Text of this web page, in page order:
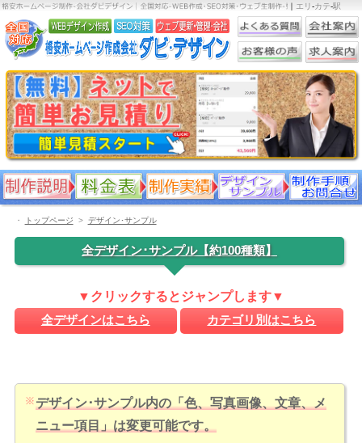
｜ エリ-カテ-駅
・ トップページ デザイン･サンプル
全デザイン･サンプル【約100種類】
▼クリックするとジャンプします▼
全デザインはこちら
カテゴリ別はこちら
デザイン･サンプル内の「色、写真画像、文章、メ
ニュー項目」は変更可能です。